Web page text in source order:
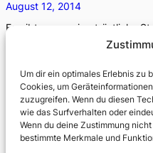
Um dir ein optimales Erlebnis zu
Cookies, um
zuzugreifen. Wenn du diesen
wie das Surfverhalten oder
Wenn du deine Zustimmung
bestimmte Merkmale und
August 12, 2014
Es gibt nur wenige tröstliche